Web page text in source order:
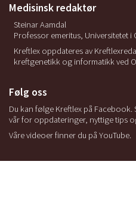
Medisinsk redaktør
Steinar Aamdal
Professor emeritus, Universitetet i
Kreftlex oppdateres av
kreftgenetikk og informatikk ved
Følg oss
Du kan følge Kreftlex på
vår for oppdateringer, nyttige tips
Våre videoer finner du på YouTube.